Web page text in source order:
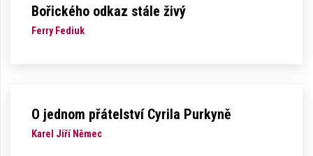
Bořického odkaz stále živý
Ferry Fediuk
O jednom přátelství Cyrila Purkyně
Karel Jiří Němec